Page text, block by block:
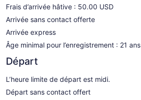
Frais d’arrivée hâtive : 50.00 USD
Arrivée sans contact offerte
Arrivée express
Âge minimal pour l’enregistrement : 21 ans
Départ
L’heure limite de départ est midi.
Départ sans contact offert